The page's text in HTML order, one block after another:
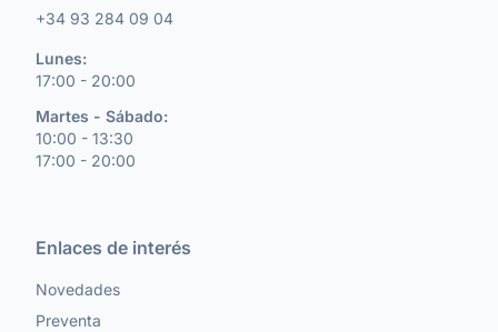
+34 93 284 09 04
Lunes:
17:00 - 20:00
Martes - Sábado:
10:00 - 13:30
17:00 - 20:00
Enlaces de interés
Novedades
Preventa